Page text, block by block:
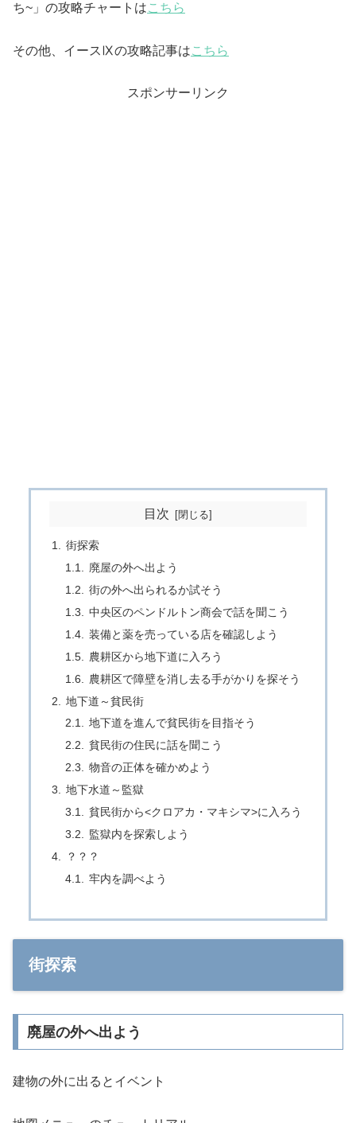
ち~」の攻略チャートはこちら
その他、イースⅨの攻略記事はこちら
スポンサーリンク
目次
街探索
廃屋の外へ出よう
街の外へ出られるか試そう
中央区のペンドルトン商会で話を聞こう
装備と薬を売っている店を確認しよう
農耕区から地下道に入ろう
農耕区で障壁を消し去る手がかりを探そう
地下道～貧民街
地下道を進んで貧民街を目指そう
貧民街の住民に話を聞こう
物音の正体を確かめよう
地下水道～監獄
貧民街から<クロアカ・マキシマ>に入ろう
監獄内を探索しよう
？？？
牢内を調べよう
街探索
廃屋の外へ出よう
建物の外に出るとイベント